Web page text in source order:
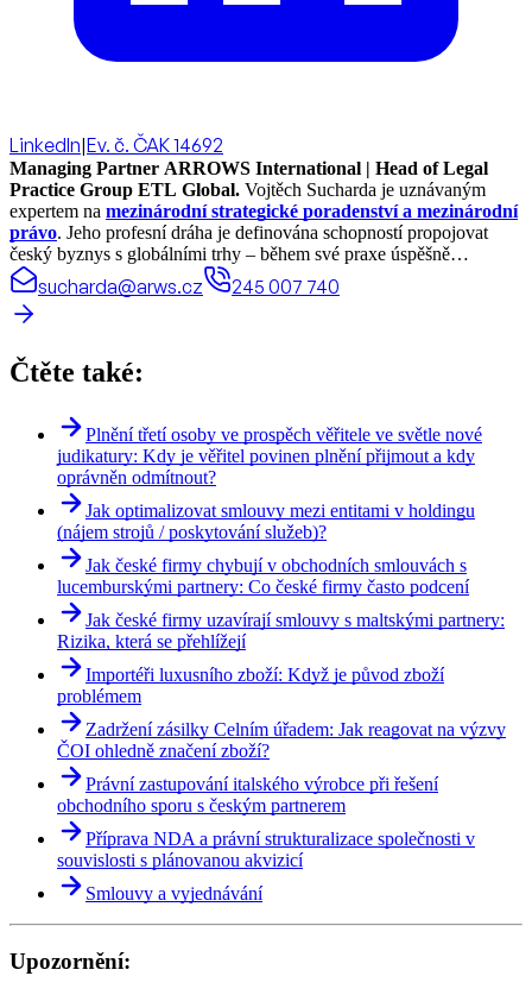
LinkedIn|Ev. č. ČAK 14692
Managing Partner ARROWS International | Head of Legal
Practice Group ETL Global. Vojtěch Sucharda je uznávaným
expertem na mezinárodní strategické poradenství a mezinárodní
právo. Jeho profesní dráha je definována schopností propojovat
český byznys s globálními trhy – během své praxe úspěšně
realizoval právní projekty a koordinoval spolupráci ve více než 70
zemích světa.
sucharda@arws.cz 245 007 740
Čtěte také:
Plnění třetí osoby ve prospěch věřitele ve světle nové
judikatury: Kdy je věřitel povinen plnění přijmout a kdy
oprávněn odmítnout?
Jak optimalizovat smlouvy mezi entitami v holdingu
(nájem strojů / poskytování služeb)?
Jak české firmy chybují v obchodních smlouvách s
lucemburskými partnery: Co české firmy často podcení
Jak české firmy uzavírají smlouvy s maltskými partnery:
Rizika, která se přehlížejí
Importéři luxusního zboží: Když je původ zboží
problémem
Zadržení zásilky Celním úřadem: Jak reagovat na výzvy
ČOI ohledně značení zboží?
Právní zastupování italského výrobce při řešení
obchodního sporu s českým partnerem
Příprava NDA a právní strukturalizace společnosti v
souvislosti s plánovanou akvizicí
Smlouvy a vyjednávání
Upozornění: